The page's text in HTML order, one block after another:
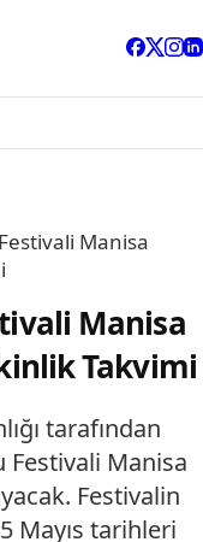
Manisa
Manisa
Takvimi
tarafından
Festivali Manisa
Festivalin
Mayıs tarihleri